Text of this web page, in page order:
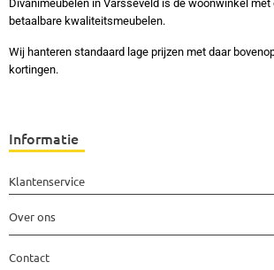
Divanimeubelen in Varsseveld is dé woonwinkel
betaalbare kwaliteitsmeubelen.
Wij hanteren standaard lage prijzen met daar
kortingen.
Informatie
Klantenservice
Over ons
Contact